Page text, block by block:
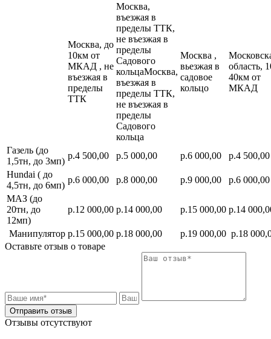
Москва, до
10км от
МКАД , не
въезжая в
пределы
ТТК
Москва,
въезжая в
пределы ТТК,
не въезжая в
пределы
Садового
кольцаМосква,
въезжая в
пределы ТТК,
не въезжая в
пределы
Садового
кольца
Москва ,
вьезжая в
садовое
кольцо
область,
40км от
МКАД
Газель (до
1,5тн, до 3мп)
р.4 500,00 р.5 000,00 р.6 000,00
р.4 500,00
Hundai ( до
4,5тн, до 6мп)
р.6 000,00 р.8 000,00 р.9 000,00
р.6 000,00
МАЗ (до
20тн, до
12мп)
р.12 000,00 р.14 000,00 р.15 000,00 р.14
Манипулятор р.15 000,00 р.18 000,00 р.19 000,00 р.18
Оставьте отзыв о товаре
Отправить отзыв
Отзывы отсутствуют